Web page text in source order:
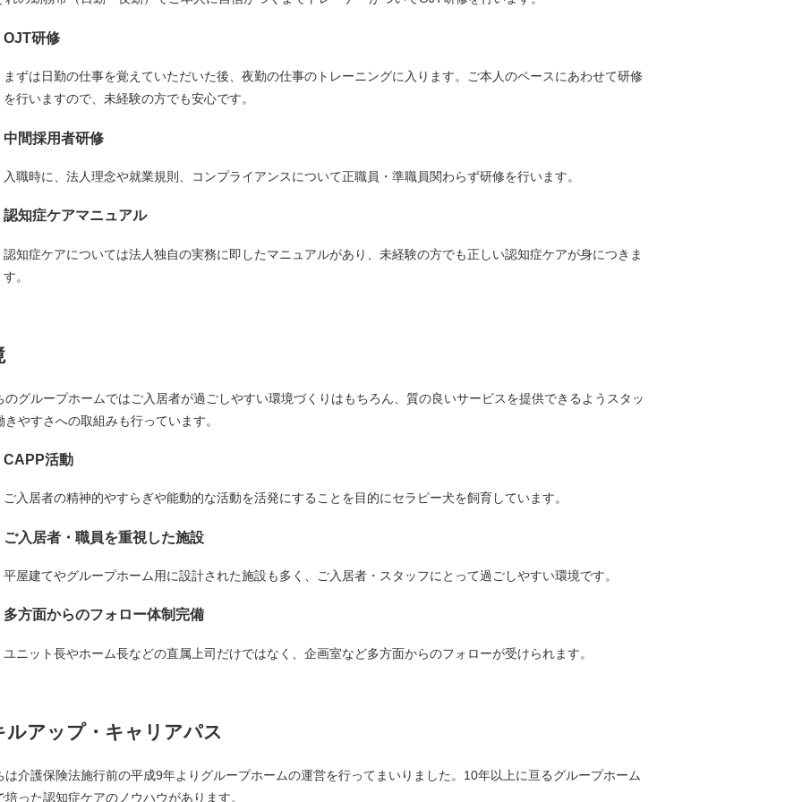
OJT研修
まずは日勤の仕事を覚えていただいた後、夜勤の仕事のトレーニングに入ります。ご本人のペースにあわせて研修
を行いますので、未経験の方でも安心です。
中間採用者研修
入職時に、法人理念や就業規則、コンプライアンスについて正職員・準職員関わらず研修を行います。
認知症ケアマニュアル
認知症ケアについては法人独自の実務に即したマニュアルがあり、未経験の方でも正しい認知症ケアが身につきま
す。
のグループホームではご入居者が過ごしやすい環境づくりはもちろん、質の良いサービスを提供できるようスタッ
きやすさへの取組みも行っています。
CAPP活動
ご入居者の精神的やすらぎや能動的な活動を活発にすることを目的にセラピー犬を飼育しています。
ご入居者・職員を重視した施設
平屋建てやグループホーム用に設計された施設も多く、ご入居者・スタッフにとって過ごしやすい環境です。
多方面からのフォロー体制完備
ユニット長やホーム長などの直属上司だけではなく、企画室など多方面からのフォローが受けられます。
ルアップ・キャリアパス
は介護保険法施行前の平成9年よりグループホームの運営を行ってまいりました。10年以上に亘るグループホーム
培った認知症ケアのノウハウがあります。